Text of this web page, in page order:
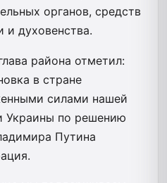
органов, средств
духовенства.
района отметил:
в стране
силами нашей
Украины по решению
Путина